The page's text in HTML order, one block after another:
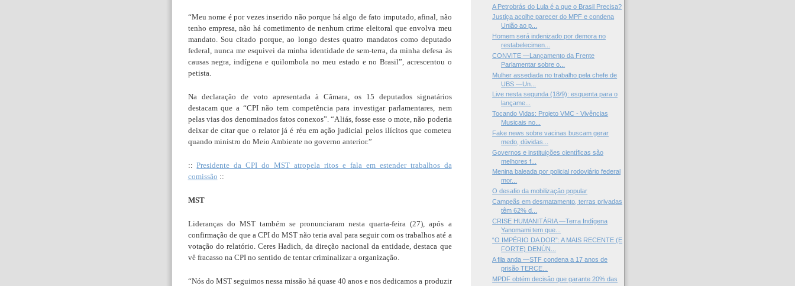
“Meu nome é por vezes inserido não porque há algo de fato imputado, afinal, não
tenho empresa, não há cometimento de nenhum crime eleitoral que envolva meu
mandato. Sou citado porque, ao longo destes quatro mandatos como deputado
federal, nunca me esquivei da minha identidade de sem-terra, da minha defesa às
causas negra, indígena e quilombola no meu estado e no Brasil”, acrescentou o
petista.
Na declaração de voto apresentada à Câmara, os 15 deputados signatários
destacam que a “CPI não tem competência para investigar parlamentares, nem
pelas vias dos denominados fatos conexos”. “Aliás, fosse esse o mote, não poderia
deixar de citar que o relator já é réu em ação judicial pelos ilícitos que cometeu
quando ministro do Meio Ambiente no governo anterior.”
::Presidente da CPI do MST atropela ritos e fala em estender trabalhos da
comissão ::
MST
Lideranças do MST também se pronunciaram nesta quarta-feira (27), após a
confirmação de que a CPI do MST não teria aval para seguir com os trabalhos até a
votação do relatório. Ceres Hadich, da direção nacional da entidade, destaca que
vê fracasso na CPI no sentido de tentar criminalizar a organização.
“Nós do MST seguimos nessa missão há quase 40 anos e nos dedicamos a produzir
A Petrobrás do Lula é a que o Brasil Precisa?
Justiça acolhe parecer do MPF e condena
União ao p...
Homem será indenizado por demora no
restabelecimen...
CONVITE —Lançamento da Frente
Parlamentar sobre o...
Mulher assediada no trabalho pela chefe de
UBS —Un...
Live nesta segunda (18/9): esquenta para o
lançame...
Tocando Vidas: Projeto VMC - Vivências
Musicais no...
Fake news sobre vacinas buscam gerar
medo, dúvidas...
Governos e instituições científicas são
melhores f...
Menina baleada por policial rodoviário federal
mor...
O desafio da mobilização popular
Campeãs em desmatamento, terras privadas
têm 62% d...
CRISE HUMANITÁRIA —Terra Indígena
Yanomami tem que...
“O IMPÉRIO DA DOR”: A MAIS RECENTE (E
FORTE) DENÚN...
A fila anda —STF condena a 17 anos de
prisão TERCE...
MPDF obtém decisão que garante 20% das